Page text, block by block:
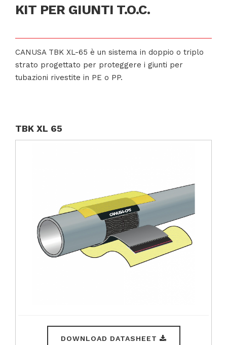
KIT PER GIUNTI T.O.C.
CANUSA TBK XL-65 è un sistema in doppio o triplo
strato progettato per proteggere i giunti per
tubazioni rivestite in PE o PP.
TBK XL 65
DOWNLOAD DATASHEET